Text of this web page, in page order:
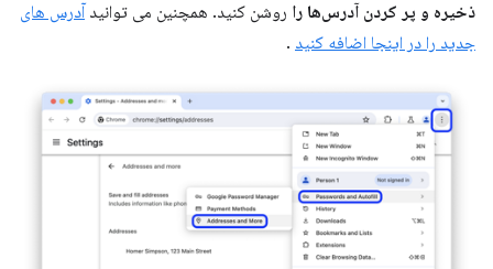
ذخیره و پر کردن آدرس‌ها را روشن کنید. همچنین می توانید آدرس های
جدید را در اینجا اضافه کنید .